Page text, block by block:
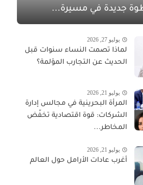
جديدة في مسيرة...
يوليو 27, 2026
لماذا تصمت النساء سنوات قبل
الحديث عن التجارب المؤلمة؟
يوليو 21, 2026
المرأة البحرينية في مجالس إدارة
الشركات: قوة اقتصادية تخفّض
المخاطر...
يوليو 21, 2026
أغرب عادات الأرامل حول العالم